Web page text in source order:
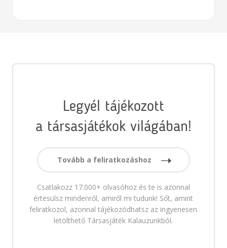
Legyél tájékozott
a társasjátékok világában!
Tovább a feliratkozáshoz
Csatlakozz 17.000+ olvasóhoz és te is azonnal
értesülsz mindenről, amiről mi tudunk! Sőt, amint
feliratkozol, azonnal tájékozódhatsz az ingyenesen
letölthető Társasjáték Kalauzunkból.